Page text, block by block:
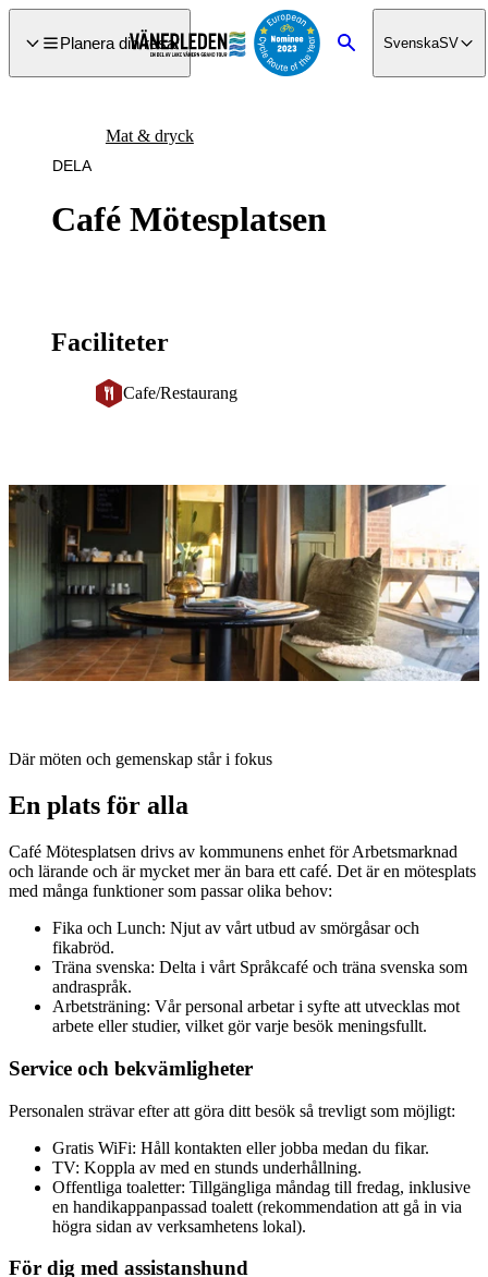
till
Planera din resa
Sök SvenskaSV
Café Mötesplatsen
Mat & dryck
DELA
Faciliteter
Cafe/Restaurang
Bildspel
med
bilder
Beskrivning
Där möten och gemenskap står i fokus
En plats för alla
Café Mötesplatsen drivs av kommunens enhet för Arbetsmarknad
och lärande och är mycket mer än bara ett café. Det är en mötesplats
med många funktioner som passar olika behov:
Fika och Lunch: Njut av vårt utbud av smörgåsar och
fikabröd.
Träna svenska: Delta i vårt Språkcafé och träna svenska som
andraspråk.
Arbetsträning: Vår personal arbetar i syfte att utvecklas mot
arbete eller studier, vilket gör varje besök meningsfullt.
Service och bekvämligheter
Personalen strävar efter att göra ditt besök så trevligt som möjligt:
Gratis WiFi: Håll kontakten eller jobba medan du fikar.
TV: Koppla av med en stunds underhållning.
Offentliga toaletter: Tillgängliga måndag till fredag, inklusive
en handikappanpassad toalett (rekommendation att gå in via
högra sidan av verksamhetens lokal).
För dig med assistanshund